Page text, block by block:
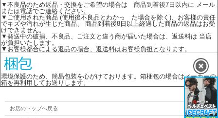
▼不良品のため返品・交換をご希望の場合は 商品到着後7日以内に メール
または電話でご連絡ください。
▼ご使用された商品 (使用後不良品とわかっ た場合を除く)、お客様の責任
でキズや汚れが生じた商品、 商品到着後8日以上経過した商品の返品はお受
けできません。
▼発送中の破損、不良品、ご注文と違う商が届いた場合は、返送料は 当店
が負担いたします。
▼お客様都合による返品の場合、返送料はお客様負担となります。
環境保護のため、簡易包装を心がけております。箱梱包の場合はメーカーの
箱を再利用してお送りします。
お店のトップへ戻る